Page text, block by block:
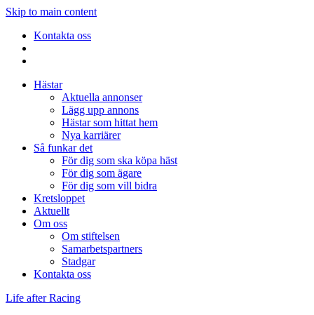
Skip to main content
Kontakta oss
Hästar
Aktuella annonser
Lägg upp annons
Hästar som hittat hem
Nya karriärer
Så funkar det
För dig som ska köpa häst
För dig som ägare
För dig som vill bidra
Kretsloppet
Aktuellt
Om oss
Om stiftelsen
Samarbetspartners
Stadgar
Kontakta oss
Life after Racing